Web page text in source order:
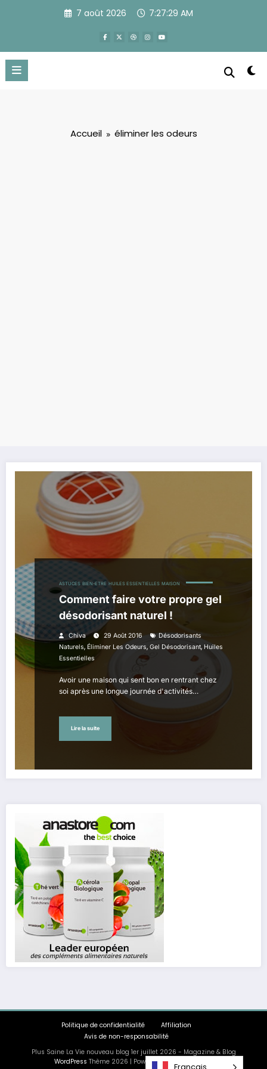
7 août 2026 7:27:29 AM
Accueil éliminer les odeurs
ASTUCES BIEN-ETRE HUILES ESSENTIELLES MAISON
Comment faire votre propre gel
désodorisant naturel !
Chiva 29 Août 2016
Désodorisants
Naturels, Éliminer Les Odeurs, Gel Désodorisant, Huiles
Essentielles
Avoir une maison qui sent bon en rentrant chez
soi après une longue journée d'activités…
Lire la suite
Politique de confidentialité
Affiliation
Avis de non-responsabilité
Plus Saine La Vie nouveau blog 1er juillet 2026 - Magazine & Blog
WordPress Thème 2026 | Powered By